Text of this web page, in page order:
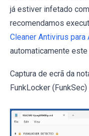
já estiver infetado
recomendamos
Cleaner Antivirus para
automaticamente este
Captura de ecrã da
FunkLocker (FunkSec)